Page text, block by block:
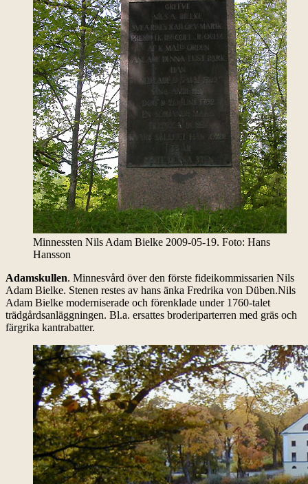
Minnessten Nils Adam Bielke 2009-05-19. Foto: Hans
Hansson
Adamskullen. Minnesvård över den förste fideikommissarien Nils
Adam Bielke. Stenen restes av hans änka Fredrika von Düben.Nils
Adam Bielke moderniserade och förenklade under 1760-talet
trädgårdsanläggningen. Bl.a. ersattes broderiparterren med gräs och
färgrika kantrabatter.